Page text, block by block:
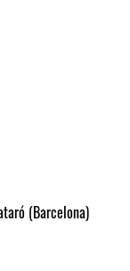
(Barcelona)